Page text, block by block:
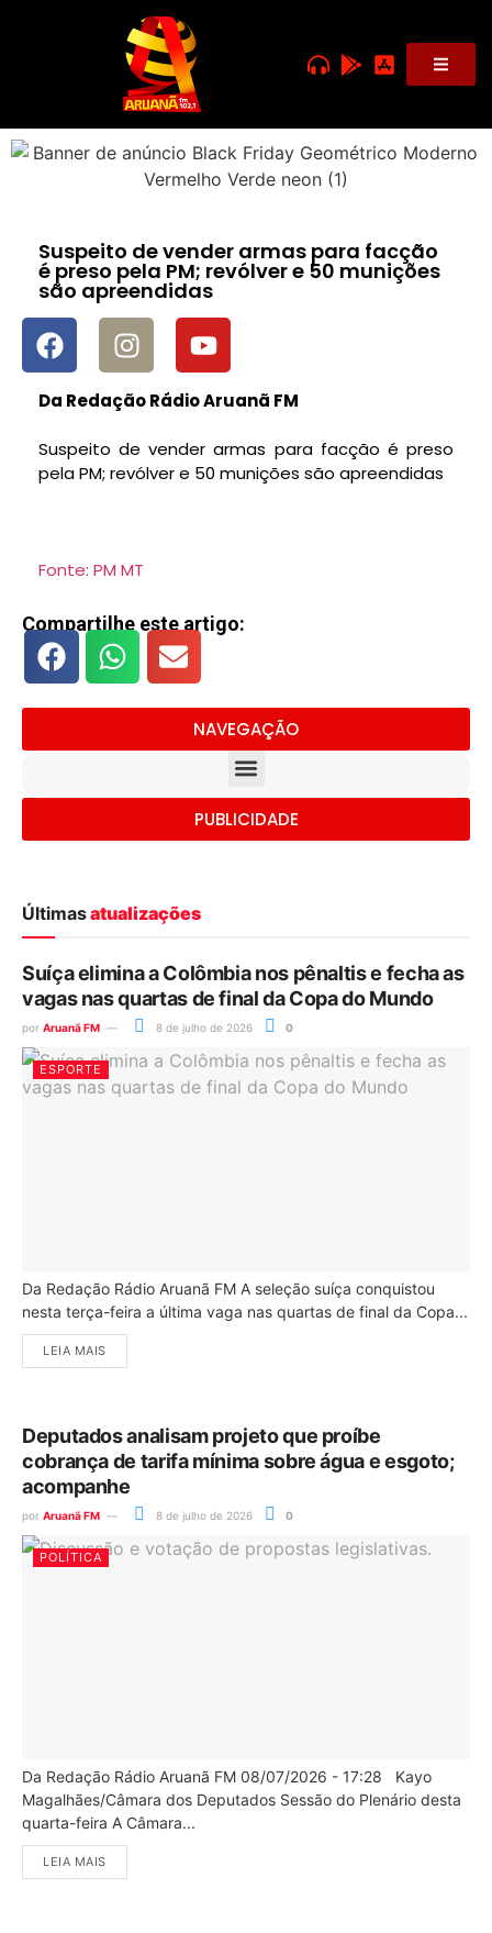
Suspeito de vender armas para facção
é preso pela PM; revólver e 50 munições
são apreendidas
Da Redação Rádio Aruanã FM
Suspeito de vender armas para facção é preso
pela PM; revólver e 50 munições são apreendidas
Fonte: PM MT
Compartilhe este artigo:
NAVEGAÇÃO
PUBLICIDADE
Últimasatualizações
Suíça elimina a Colômbia nos pênaltis e fecha as
vagas nas quartas de final da Copa do Mundo
por Aruanã FM 8 de julho de 2026 0
ESPORTE
Da Redação Rádio Aruanã FM A seleção suíça conquistou
nesta terça-feira a última vaga nas quartas de final da Copa...
LEIA MAIS
Deputados analisam projeto que proíbe
cobrança de tarifa mínima sobre água e esgoto;
acompanhe
por Aruanã FM 8 de julho de 2026 0
POLÍTICA
Da Redação Rádio Aruanã FM 08/07/2026 - 17:28 Kayo
Magalhães/Câmara dos Deputados Sessão do Plenário desta
quarta-feira A Câmara...
LEIA MAIS